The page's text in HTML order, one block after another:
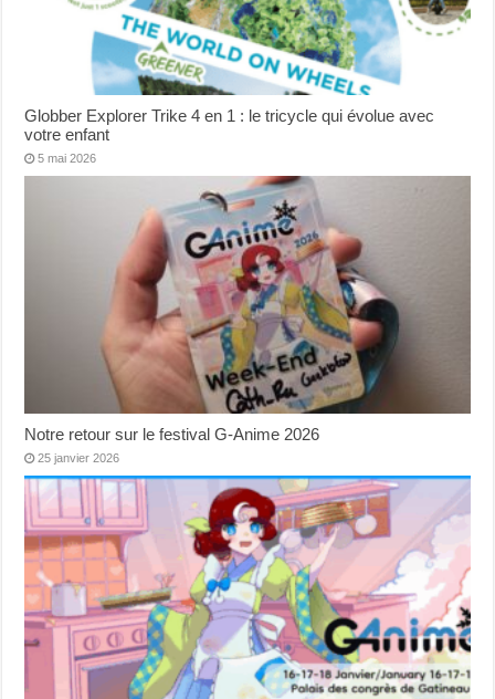
Globber Explorer Trike 4 en 1 : le tricycle qui évolue avec
votre enfant
5 mai 2026
Notre retour sur le festival G-Anime 2026
25 janvier 2026